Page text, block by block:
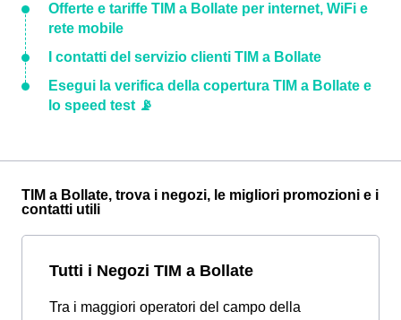
Offerte e tariffe TIM a Bollate per internet, WiFi e
rete mobile
I contatti del servizio clienti TIM a Bollate
Esegui la verifica della copertura TIM a Bollate e
lo speed test 📡
TIM a Bollate, trova i negozi, le migliori promozioni e i
contatti utili
Tutti i Negozi TIM a Bollate
Tra i maggiori operatori del campo della